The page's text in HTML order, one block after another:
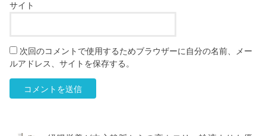
サイト
次回のコメントで使用するためブラウザーに自分の名前、メー
ルアドレス、サイトを保存する。